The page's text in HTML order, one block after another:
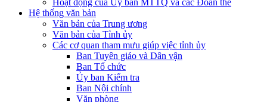
Hệ thống văn bản
Văn bản của Trung ương
Văn bản của Tỉnh ủy
Các cơ quan tham mưu giúp việc tỉnh ủy
Ban Tuyên giáo và Dân vận
Ban Tổ chức
Ủy ban Kiểm tra
Ban Nội chính
Văn phòng